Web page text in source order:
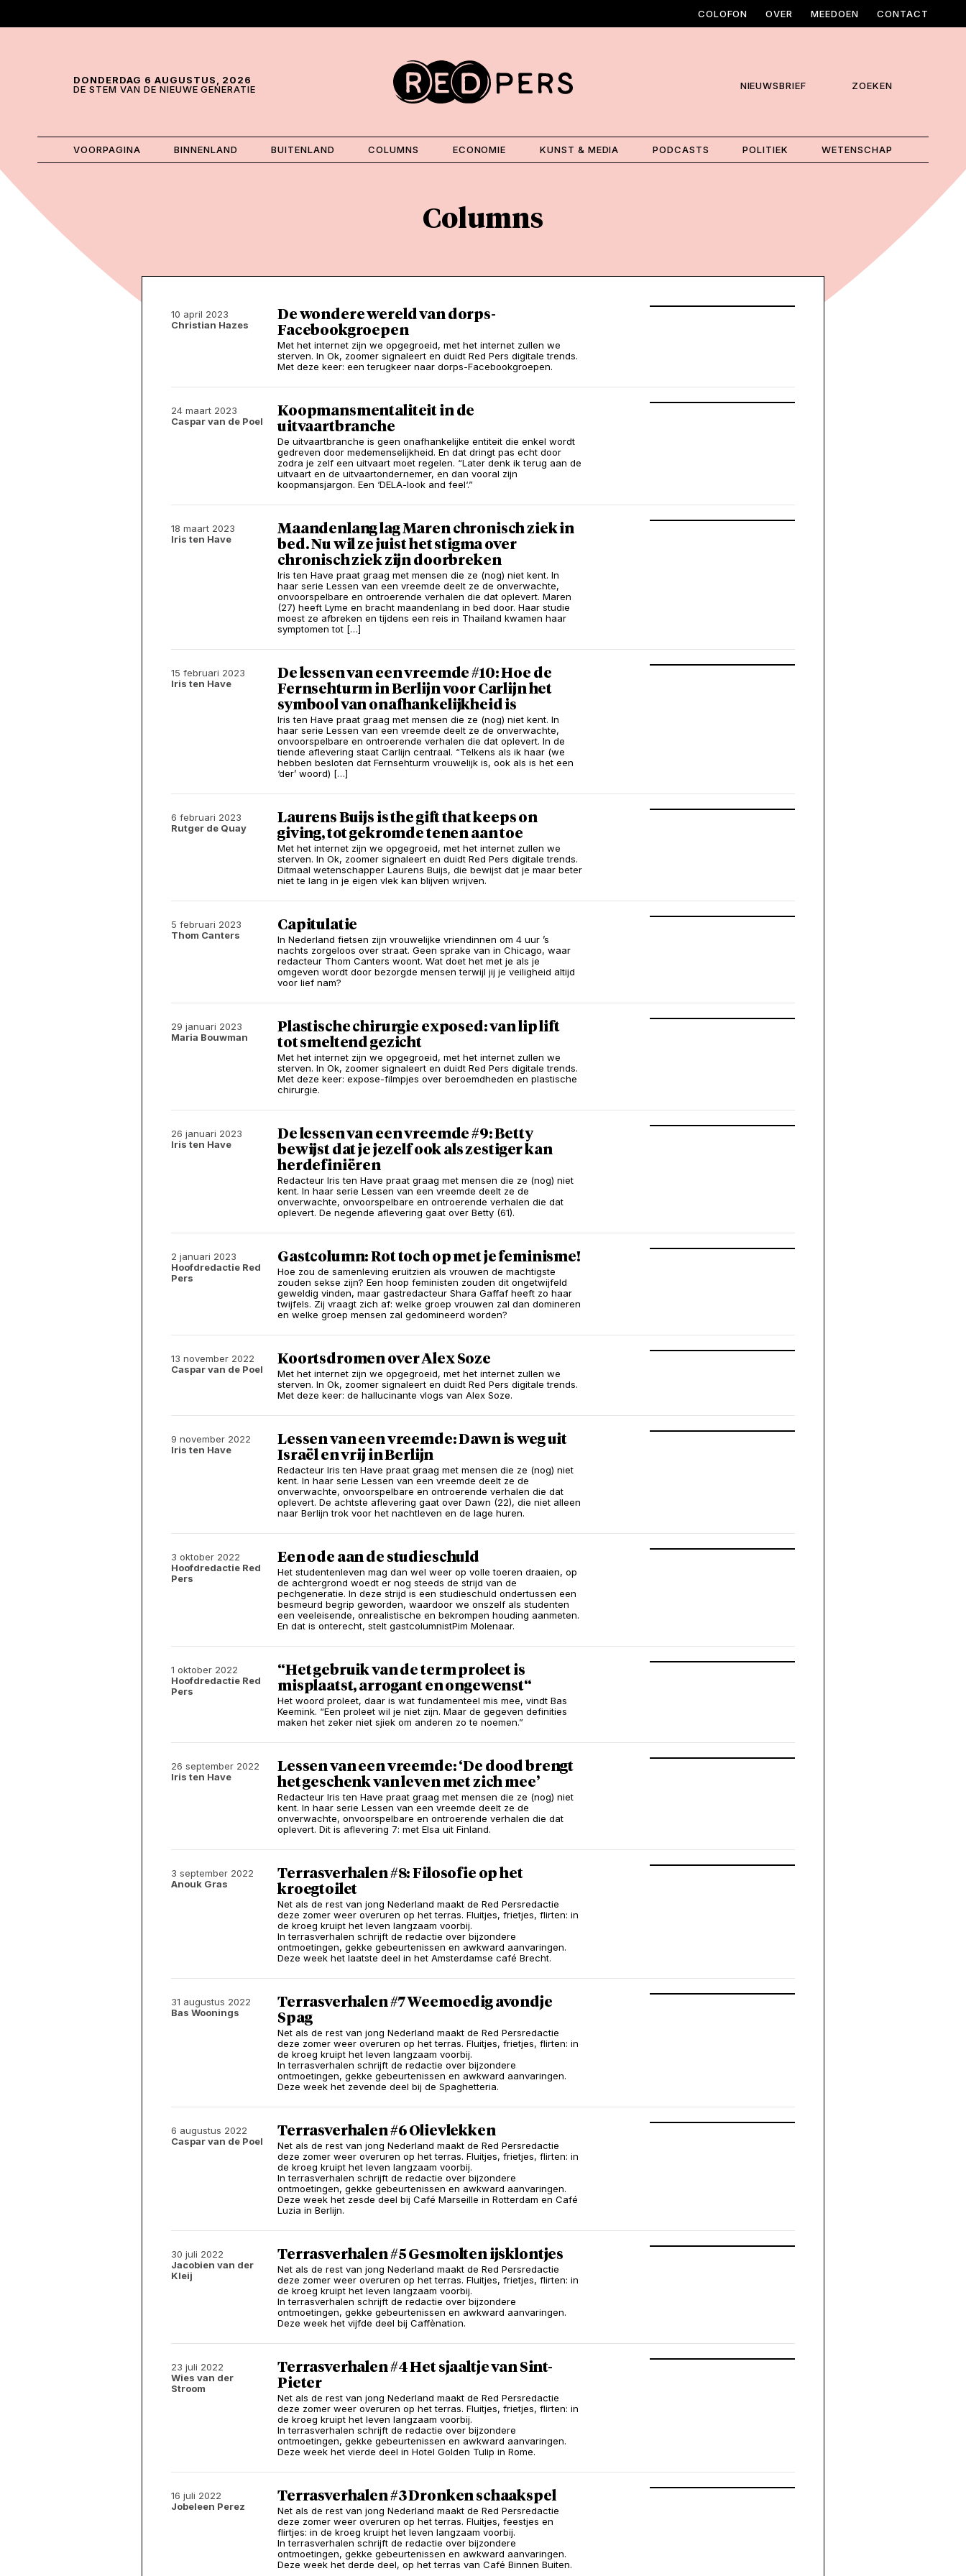
COLOFON OVER MEEDOEN CONTACT
DONDERDAG 6 AUGUSTUS, 2026
DE STEM VAN DE NIEUWE GENERATIE
NIEUWSBRIEF ZOEKEN
VOORPAGINA BINNENLAND BUITENLAND COLUMNS ECONOMIE KUNST & MEDIA PODCASTS POLITIEK WETENSCHAP
Columns
10 april 2023
Christian Hazes
De wondere wereld van dorps-
Facebookgroepen
Met het internet zijn we opgegroeid, met het internet zullen we
sterven. In Ok, zoomer signaleert en duidt Red Pers digitale trends.
Met deze keer: een terugkeer naar dorps-Facebookgroepen.
24 maart 2023
Caspar van de Poel
Koopmansmentaliteit in de
uitvaartbranche
De uitvaartbranche is geen onafhankelijke entiteit die enkel wordt
gedreven door medemenselijkheid. En dat dringt pas echt door
zodra je zelf een uitvaart moet regelen. “Later denk ik terug aan de
uitvaart en de uitvaartondernemer, en dan vooral zijn
koopmansjargon. Een ‘DELA-look and feel‘.”
18 maart 2023
Iris ten Have
Maandenlang lag Maren chronisch ziek in
bed. Nu wil ze juist het stigma over
chronisch ziek zijn doorbreken
Iris ten Have praat graag met mensen die ze (nog) niet kent. In
haar serie Lessen van een vreemde deelt ze de onverwachte,
onvoorspelbare en ontroerende verhalen die dat oplevert. Maren
(27) heeft Lyme en bracht maandenlang in bed door. Haar studie
moest ze afbreken en tijdens een reis in Thailand kwamen haar
symptomen tot […]
15 februari 2023
Iris ten Have
De lessen van een vreemde #10: Hoe de
Fernsehturm in Berlijn voor Carlijn het
symbool van onafhankelijkheid is
Iris ten Have praat graag met mensen die ze (nog) niet kent. In
haar serie Lessen van een vreemde deelt ze de onverwachte,
onvoorspelbare en ontroerende verhalen die dat oplevert. In de
tiende aflevering staat Carlijn centraal. “Telkens als ik haar (we
hebben besloten dat Fernsehturm vrouwelijk is, ook als is het een
‘der’ woord) […]
6 februari 2023
Rutger de Quay
Laurens Buijs is the gift that keeps on
giving, tot gekromde tenen aan toe
Met het internet zijn we opgegroeid, met het internet zullen we
sterven. In Ok, zoomer signaleert en duidt Red Pers digitale trends.
Ditmaal wetenschapper Laurens Buijs, die bewijst dat je maar beter
niet te lang in je eigen vlek kan blijven wrijven.
5 februari 2023
Thom Canters
Capitulatie
In Nederland fietsen zijn vrouwelijke vriendinnen om 4 uur ’s
nachts zorgeloos over straat. Geen sprake van in Chicago, waar
redacteur Thom Canters woont. Wat doet het met je als je
omgeven wordt door bezorgde mensen terwijl jij je veiligheid altijd
voor lief nam?
29 januari 2023
Maria Bouwman
Plastische chirurgie exposed: van lip lift
tot smeltend gezicht
Met het internet zijn we opgegroeid, met het internet zullen we
sterven. In Ok, zoomer signaleert en duidt Red Pers digitale trends.
Met deze keer: expose-filmpjes over beroemdheden en plastische
chirurgie.
26 januari 2023
Iris ten Have
De lessen van een vreemde #9: Betty
bewijst dat je jezelf ook als zestiger kan
herdefiniëren
Redacteur Iris ten Have praat graag met mensen die ze (nog) niet
kent. In haar serie Lessen van een vreemde deelt ze de
onverwachte, onvoorspelbare en ontroerende verhalen die dat
oplevert. De negende aflevering gaat over Betty (61).
2 januari 2023
Hoofdredactie Red
Pers
Gastcolumn: Rot toch op met je feminisme!
Hoe zou de samenleving eruitzien als vrouwen de machtigste
zouden sekse zijn? Een hoop feministen zouden dit ongetwijfeld
geweldig vinden, maar gastredacteur Shara Gaffaf heeft zo haar
twijfels. Zij vraagt zich af: welke groep vrouwen zal dan domineren
en welke groep mensen zal gedomineerd worden?
13 november 2022
Caspar van de Poel
Koortsdromen over Alex Soze
Met het internet zijn we opgegroeid, met het internet zullen we
sterven. In Ok, zoomer signaleert en duidt Red Pers digitale trends.
Met deze keer: de hallucinante vlogs van Alex Soze.
9 november 2022
Iris ten Have
Lessen van een vreemde: Dawn is weg uit
Israël en vrij in Berlijn
Redacteur Iris ten Have praat graag met mensen die ze (nog) niet
kent. In haar serie Lessen van een vreemde deelt ze de
onverwachte, onvoorspelbare en ontroerende verhalen die dat
oplevert. De achtste aflevering gaat over Dawn (22), die niet alleen
naar Berlijn trok voor het nachtleven en de lage huren.
3 oktober 2022
Hoofdredactie Red
Pers
Een ode aan de studieschuld
Het studentenleven mag dan wel weer op volle toeren draaien, op
de achtergrond woedt er nog steeds de strijd van de
pechgeneratie. In deze strijd is een studieschuld ondertussen een
besmeurd begrip geworden, waardoor we onszelf als studenten
een veeleisende, onrealistische en bekrompen houding aanmeten.
En dat is onterecht, stelt gastcolumnistPim Molenaar.
1 oktober 2022
Hoofdredactie Red
Pers
“Het gebruik van de term proleet is
misplaatst, arrogant en ongewenst“
Het woord proleet, daar is wat fundamenteel mis mee, vindt Bas
Keemink. “Een proleet wil je niet zijn. Maar de gegeven definities
maken het zeker niet sjiek om anderen zo te noemen.”
26 september 2022
Iris ten Have
Lessen van een vreemde: ‘De dood brengt
het geschenk van leven met zich mee’
Redacteur Iris ten Have praat graag met mensen die ze (nog) niet
kent. In haar serie Lessen van een vreemde deelt ze de
onverwachte, onvoorspelbare en ontroerende verhalen die dat
oplevert. Dit is aflevering 7: met Elsa uit Finland.
3 september 2022
Anouk Gras
Terrasverhalen #8: Filosofie op het
kroegtoilet
Net als de rest van jong Nederland maakt de Red Persredactie
deze zomer weer overuren op het terras. Fluitjes, frietjes, flirten: in
de kroeg kruipt het leven langzaam voorbij.
In terrasverhalen schrijft de redactie over bijzondere
ontmoetingen, gekke gebeurtenissen en awkward aanvaringen.
Deze week het laatste deel in het Amsterdamse café Brecht.
31 augustus 2022
Bas Woonings
Terrasverhalen #7 Weemoedig avondje
Spag
Net als de rest van jong Nederland maakt de Red Persredactie
deze zomer weer overuren op het terras. Fluitjes, frietjes, flirten: in
de kroeg kruipt het leven langzaam voorbij.
In terrasverhalen schrijft de redactie over bijzondere
ontmoetingen, gekke gebeurtenissen en awkward aanvaringen.
Deze week het zevende deel bij de Spaghetteria.
6 augustus 2022
Caspar van de Poel
Terrasverhalen #6 Olievlekken
Net als de rest van jong Nederland maakt de Red Persredactie
deze zomer weer overuren op het terras. Fluitjes, frietjes, flirten: in
de kroeg kruipt het leven langzaam voorbij.
In terrasverhalen schrijft de redactie over bijzondere
ontmoetingen, gekke gebeurtenissen en awkward aanvaringen.
Deze week het zesde deel bij Café Marseille in Rotterdam en Café
Luzia in Berlijn.
30 juli 2022
Jacobien van der
Kleij
Terrasverhalen #5 Gesmolten ijsklontjes
Net als de rest van jong Nederland maakt de Red Persredactie
deze zomer weer overuren op het terras. Fluitjes, frietjes, flirten: in
de kroeg kruipt het leven langzaam voorbij.
In terrasverhalen schrijft de redactie over bijzondere
ontmoetingen, gekke gebeurtenissen en awkward aanvaringen.
Deze week het vijfde deel bij Caffènation.
23 juli 2022
Wies van der
Stroom
Terrasverhalen #4 Het sjaaltje van Sint-
Pieter
Net als de rest van jong Nederland maakt de Red Persredactie
deze zomer weer overuren op het terras. Fluitjes, frietjes, flirten: in
de kroeg kruipt het leven langzaam voorbij.
In terrasverhalen schrijft de redactie over bijzondere
ontmoetingen, gekke gebeurtenissen en awkward aanvaringen.
Deze week het vierde deel in Hotel Golden Tulip in Rome.
16 juli 2022
Jobeleen Perez
Terrasverhalen #3 Dronken schaakspel
Net als de rest van jong Nederland maakt de Red Persredactie
deze zomer weer overuren op het terras. Fluitjes, feestjes en
flirtjes: in de kroeg kruipt het leven langzaam voorbij.
In terrasverhalen schrijft de redactie over bijzondere
ontmoetingen, gekke gebeurtenissen en awkward aanvaringen.
Deze week het derde deel, op het terras van Café Binnen Buiten.